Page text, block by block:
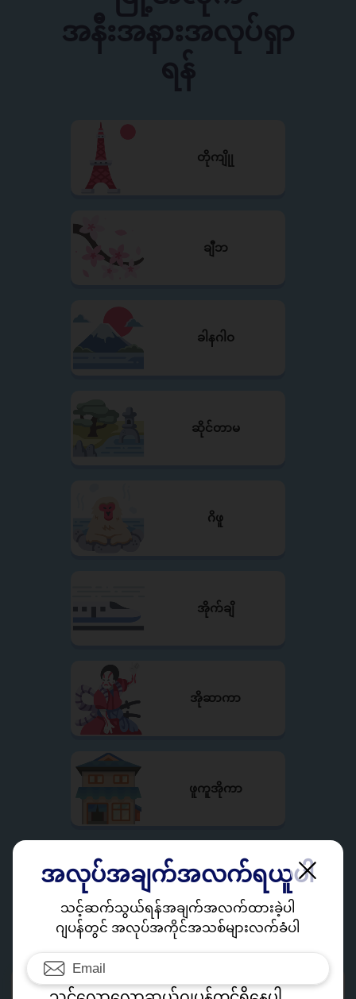
အနီးအနားအလုပ်ရှာ
ရန်
တိုကျိုု
ချီဘ
ခါနဂါဝ
ဆိုင်တာမ
ဂိဖူ
အိုက်ချိ
အိုဆာကာ
ဖူကူအိုကာ
အလုပ်အားလုံးကြည့်ရန်
အလုပ်အချက်အလက်ရယူပါ
သင့်ဆက်သွယ်ရန်အချက်အလက်ထားခဲ့ပါ
ဂျပန်တွင် အလုပ်အကိုင်အသစ်များလက်ခံပါ